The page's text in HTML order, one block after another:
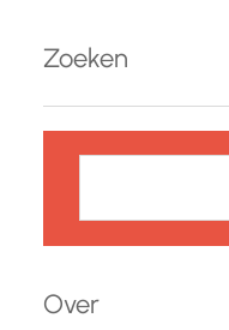
Zoeken
k
n
Over